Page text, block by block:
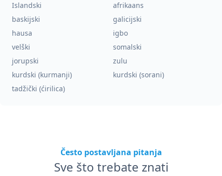
Islandski
afrikaans
baskijski
galicijski
hausa
igbo
velški
somalski
jorupski
zulu
kurdski (kurmanji)
kurdski (sorani)
tadžički (ćirilica)
Često postavljana pitanja
Sve što trebate znati